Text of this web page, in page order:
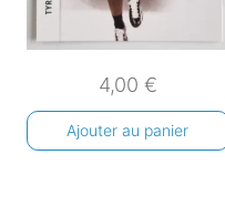
4,00 €
Ajouter au panier